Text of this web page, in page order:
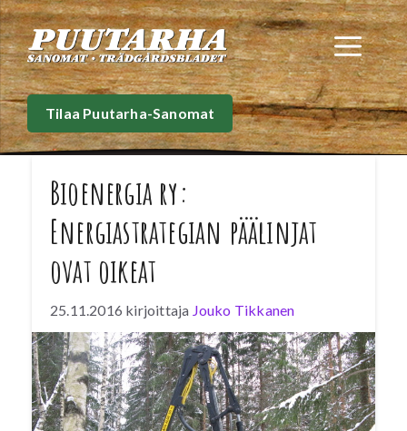
Siirry
sisältöön
Tilaa Puutarha-Sanomat
Bioenergia ry:
Energiastrategian päälinjat
ovat oikeat
25.11.2016 kirjoittaja Jouko Tikkanen
Valtioneuvosto esitteli 24.11.2016
selontekonsa kansallisesta energia- ja
ilmastostrategiasta vuoteen 2030.
Bioenergialiiton mukaan energia- ja
ilmastostrategiassa on riittävät ja